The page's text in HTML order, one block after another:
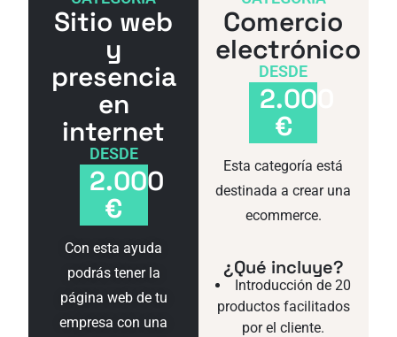
Sitio web
y
presencia
en
internet
DESDE
2.000
€
Con esta ayuda
podrás tener la
página web de tu
empresa con una
Comercio
electrónico
DESDE
2.000
€
Esta categoría está
destinada a crear una
ecommerce.
¿Qué incluye?
Introducción de 20
productos facilitados
por el cliente.